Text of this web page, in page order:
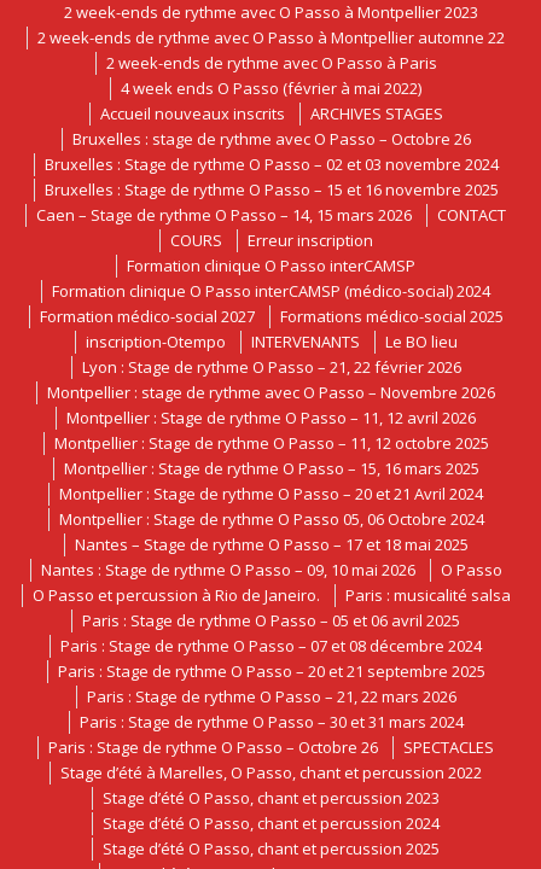
2 week-ends de rythme avec O Passo à Montpellier 2023
2 week-ends de rythme avec O Passo à Montpellier automne 22
2 week-ends de rythme avec O Passo à Paris
4 week ends O Passo (février à mai 2022)
Accueil nouveaux inscrits
ARCHIVES STAGES
Bruxelles : stage de rythme avec O Passo – Octobre 26
Bruxelles : Stage de rythme O Passo – 02 et 03 novembre 2024
Bruxelles : Stage de rythme O Passo – 15 et 16 novembre 2025
Caen – Stage de rythme O Passo – 14, 15 mars 2026
CONTACT
COURS
Erreur inscription
Formation clinique O Passo interCAMSP
Formation clinique O Passo interCAMSP (médico-social) 2024
Formation médico-social 2027
Formations médico-social 2025
inscription-Otempo
INTERVENANTS
Le BO lieu
Lyon : Stage de rythme O Passo – 21, 22 février 2026
Montpellier : stage de rythme avec O Passo – Novembre 2026
Montpellier : Stage de rythme O Passo – 11, 12 avril 2026
Montpellier : Stage de rythme O Passo – 11, 12 octobre 2025
Montpellier : Stage de rythme O Passo – 15, 16 mars 2025
Montpellier : Stage de rythme O Passo – 20 et 21 Avril 2024
Montpellier : Stage de rythme O Passo 05, 06 Octobre 2024
Nantes – Stage de rythme O Passo – 17 et 18 mai 2025
Nantes : Stage de rythme O Passo – 09, 10 mai 2026
O Passo
O Passo et percussion à Rio de Janeiro.
Paris : musicalité salsa
Paris : Stage de rythme O Passo – 05 et 06 avril 2025
Paris : Stage de rythme O Passo – 07 et 08 décembre 2024
Paris : Stage de rythme O Passo – 20 et 21 septembre 2025
Paris : Stage de rythme O Passo – 21, 22 mars 2026
Paris : Stage de rythme O Passo – 30 et 31 mars 2024
Paris : Stage de rythme O Passo – Octobre 26
SPECTACLES
Stage d’été à Marelles, O Passo, chant et percussion 2022
Stage d’été O Passo, chant et percussion 2023
Stage d’été O Passo, chant et percussion 2024
Stage d’été O Passo, chant et percussion 2025